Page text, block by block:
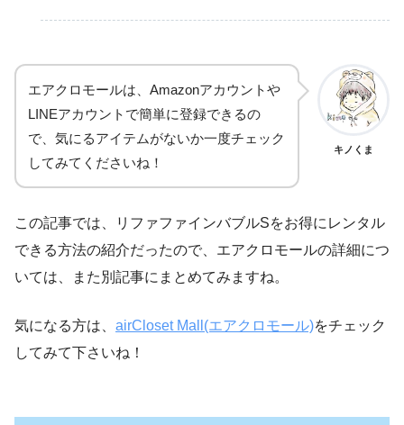
エアクロモールは、Amazonアカウントや
LINEアカウントで簡単に登録できるの
で、気にるアイテムがないか一度チェック
してみてくださいね！
キノくま
この記事では、リファファインバブルSをお得にレンタル
できる方法の紹介だったので、エアクロモールの詳細につ
いては、また別記事にまとめてみますね。
気になる方は、 airCloset Mall(エアクロモール)をチェック
してみて下さいね！